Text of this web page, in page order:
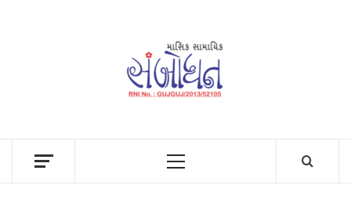
Primary